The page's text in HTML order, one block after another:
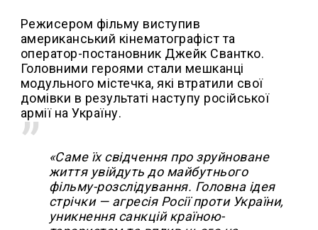
Режисером фільму виступив
американський кінематографіст та
оператор-постановник Джейк Свантко.
Головними героями стали мешканці
модульного містечка, які втратили свої
домівки в результаті наступу російської
армії на Україну.
«Саме їх свідчення про зруйноване
життя увійдуть до майбутнього
фільму-розслідування. Головна ідея
стрічки — агресія Росії проти України,
уникнення санкцій країною-